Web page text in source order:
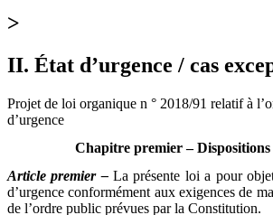
>
II. État d’urgence / cas
Projet de loi organique n ° 2018/91 relatif à
d’urgence
Chapitre premier – Dispositions
Article premier –La présente loi a pour
d’urgence conformément aux exigences de
de l’ordre public prévues par la Constitution.